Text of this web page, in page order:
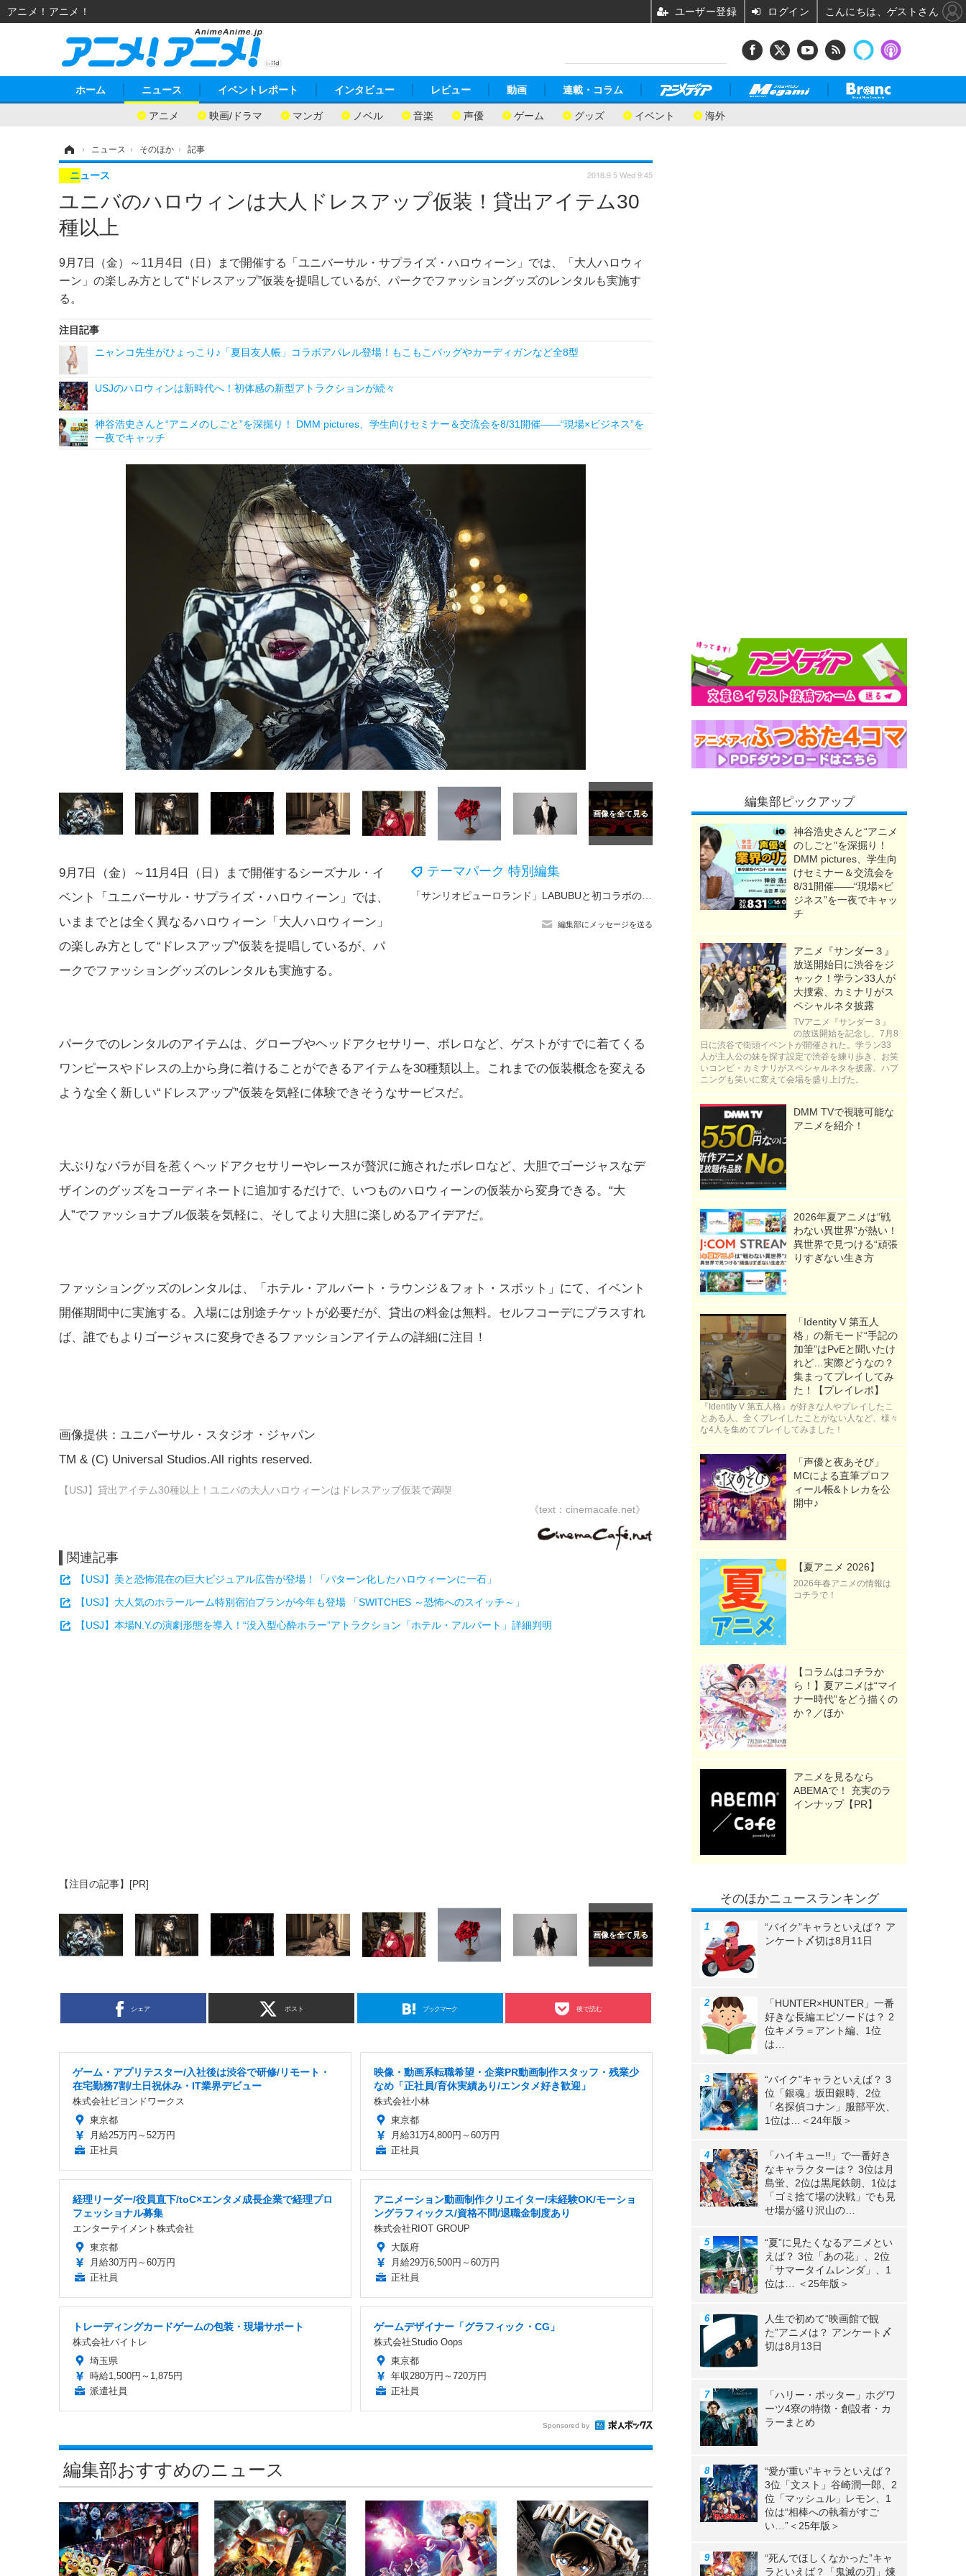
ホーム ニュース
アニメ 映画/ドラマ マンガ ノベル 音楽 声優 ゲーム グッズ イベント 海外
イベントレポート インタビュー レビュー 動画 連載・コラム
› ニュース › そのほか › 記事
ユニバのハロウィンは大人ドレスアップ仮装！貸出アイテム30
種以上
9月7日（金）～11月4日（日）まで開催する「ユニバーサル・サプライズ・ハロウィーン」では、「大人ハロウィ
ーン」の楽しみ方として“ドレスアップ”仮装を提唱しているが、パークでファッショングッズのレンタルも実施す
る。
ニュース 2018.9.5 Wed 9:45
注目記事
ニャンコ先生がひょっこり♪「夏目友人帳」コラボアパレル登場！もこもこバッグやカーディガンなど全8型
USJのハロウィンは新時代へ！初体感の新型アトラクションが続々
神谷浩史さんと“アニメのしごと”を深掘り！ DMM pictures、学生向けセミナー＆交流会を8/31開催――“現場×ビジネス”を
一夜でキャッチ
テーマパーク 特別編集
編集部にメッセージを送る
9月7日（金）～11月4日（日）まで開催するシーズナル・イ
ベント「ユニバーサル・サプライズ・ハロウィーン」では、
いままでとは全く異なるハロウィーン「大人ハロウィーン」
の楽しみ方として“ドレスアップ”仮装を提唱しているが、パ
ークでファッショングッズのレンタルも実施する。
パークでのレンタルのアイテムは、グローブやヘッドアクセサリー、ボレロなど、ゲストがすでに着てくる
ワンピースやドレスの上から身に着けることができるアイテムを30種類以上。これまでの仮装概念を変える
ような全く新しい“ドレスアップ”仮装を気軽に体験できそうなサービスだ。
大ぶりなバラが目を惹くヘッドアクセサリーやレースが贅沢に施されたボレロなど、大胆でゴージャスなデ
ザインのグッズをコーディネートに追加するだけで、いつものハロウィーンの仮装から変身できる。“大
人”でファッショナブル仮装を気軽に、そしてより大胆に楽しめるアイデアだ。
ファッショングッズのレンタルは、「ホテル・アルバート・ラウンジ＆フォト・スポット」にて、イベント
開催期間中に実施する。入場には別途チケットが必要だが、貸出の料金は無料。セルフコーデにプラスすれ
ば、誰でもよりゴージャスに変身できるファッションアイテムの詳細に注目！
画像提供：ユニバーサル・スタジオ・ジャパン
TM & (C) Universal Studios.All rights reserved.
【USJ】貸出アイテム30種以上！ユニバの大人ハロウィーンはドレスアップ仮装で満喫
《text：cinemacafe.net》
関連記事
【USJ】美と恐怖混在の巨大ビジュアル広告が登場！「パターン化したハロウィーンに一石」
【USJ】大人気のホラールーム特別宿泊プランが今年も登場 「SWITCHES ～恐怖へのスイッチ～」
【USJ】本場N.Y.の演劇形態を導入！“没入型心酔ホラー”アトラクション「ホテル・アルバート」詳細判明
【注目の記事】[PR]
シェア ポスト ブックマーク 後で読む
ゲーム・アプリテスター/入社後は渋谷で研修/リモート・
在宅勤務7割/土日祝休み・IT業界デビュー
株式会社ビヨンドワークス
東京都
月給25万円～52万円
正社員
映像・動画系転職希望・企業PR動画制作スタッフ・残業少
なめ「正社員/育休実績あり/エンタメ好き歓迎」
株式会社小林
東京都
月給31万4,800円～60万円
正社員
経理リーダー/役員直下/toC×エンタメ成長企業で経理プロ
フェッショナル募集
エンターテイメント株式会社
東京都
月給30万円～60万円
正社員
アニメーション動画制作クリエイター/未経験OK/モーショ
ングラフィックス/資格不問/退職金制度あり
株式会社RIOT GROUP
大阪府
月給29万6,500円～60万円
正社員
トレーディングカードゲームの包装・現場サポート
株式会社バイトレ
埼玉県
時給1,500円～1,875円
派遣社員
ゲームデザイナー「グラフィック・CG」
株式会社Studio Oops
東京都
年収280万円～720万円
正社員
Sponsored by
編集部おすすめのニュース
編集部ピックアップ
神谷浩史さんと“アニメ
のしごと”を深掘り！
DMM pictures、学生向
けセミナー＆交流会を
8/31開催――“現場×ビ
ジネス”を一夜でキャッ
チ
アニメ『サンダー３』
放送開始日に渋谷をジ
ャック！学ラン33人が
大捜索、カミナリがス
ペシャルネタ披露
TVアニメ『サンダー３』
の放送開始を記念し、7月8
日に渋谷で街頭イベントが開催された。学ラン33
人が主人公の妹を探す設定で渋谷を練り歩き、お笑
いコンビ・カミナリがスペシャルネタを披露。ハプ
ニングも笑いに変えて会場を盛り上げた。
DMM TVで視聴可能な
アニメを紹介！
2026年夏アニメは“戦
わない異世界”が熱い！
異世界で見つける“頑張
りすぎない生き方
「Identity V 第五人
格」の新モード“手記の
加筆”はPvEと聞いたけ
れど…実際どうなの？
集まってプレイしてみ
た！【プレイレポ】
『Identity V 第五人格』が好きな人やプレイしたこ
とある人、全くプレイしたことがない人など、様々
な4人を集めてプレイしてみました！
「声優と夜あそび」
MCによる直筆プロフ
ィール帳&トレカを公
開中♪
【夏アニメ 2026】
2026年春アニメの情報は
コチラで！
【コラムはコチラか
ら！】夏アニメは“マイ
ナー時代”をどう描くの
か？／ほか
アニメを見るなら
ABEMAで！ 充実のラ
インナップ【PR】
そのほかニュースランキング
“バイク”キャラといえば？ ア
ンケート〆切は8月11日
「HUNTER×HUNTER」一番
好きな長編エピソードは？ 2
位キメラ＝アント編、1位
は…
“バイク”キャラといえば？ 3
位「銀魂」坂田銀時、2位
「名探偵コナン」服部平次、
1位は…＜24年版＞
「ハイキュー!!」で一番好き
なキャラクターは？ 3位は月
島蛍、2位は黒尾鉄朗、1位は
「ゴミ捨て場の決戦」でも見
せ場が盛り沢山の…
“夏”に見たくなるアニメとい
えば？ 3位「あの花」、2位
「サマータイムレンダ」、1
位は… ＜25年版＞
人生で初めて“映画館で観
た”アニメは？ アンケート〆
切は8月13日
「ハリー・ポッター」ホグワ
ーツ4寮の特徴・創設者・カ
ラーまとめ
“愛が重い”キャラといえば？
3位「文スト」谷崎潤一郎、2
位「マッシュル」レモン、1
位は“相棒への執着がすご
い…”＜25年版＞
“死んでほしくなかった”キャ
ラといえば？「鬼滅の刃」煉
アニメ！アニメ！ ユーザー登録 ログイン こんにちは、ゲストさん